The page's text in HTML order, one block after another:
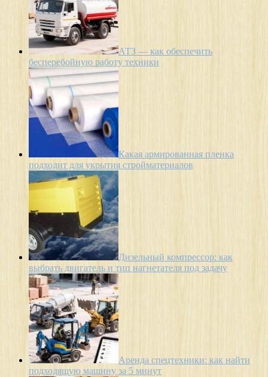
АТЗ — как обеспечить
бесперебойную работу техники
Какая армированная пленка
подходит для укрытия стройматериалов
Дизельный компрессор: как
выбрать двигатель и тип нагнетателя под задачу
Аренда спецтехники: как найти
подходящую машину за 5 минут